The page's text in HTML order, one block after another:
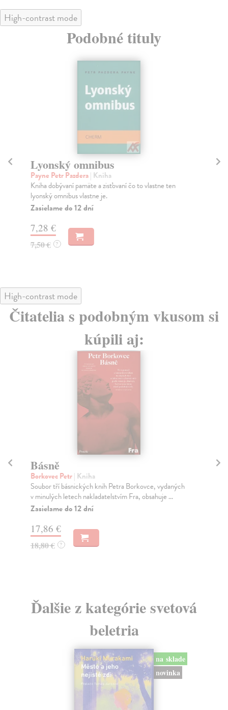
High-contrast mode
Podobné tituly
Lyonský omnibus
Payne Petr Pazdera| Kniha
Kniha dobývaní pamäte a zisťovaní čo to vlastne ten
lyonský omnibus vlastne je.
Zasielame do 12 dní
7,28 €
7,50 € ?
High-contrast mode
Čitatelia s podobným vkusom si
kúpili aj:
Básně
Borkovec Petr| Kniha
Soubor tří básnických knih Petra Borkovce, vydaných
v minulých letech nakladatelstvím Fra, obsahuje ...
Zasielame do 12 dní
17,86 €
18,80 € ?
Ďalšie z kategórie svetová
beletria
na sklade
novinka